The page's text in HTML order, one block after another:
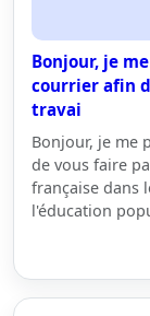
Bonjour, je
courrier afin
travai
Bonjour, je me
de vous faire
française dans
l'éducation